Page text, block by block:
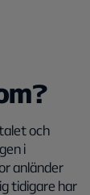
och
i
anländer
tidigare har